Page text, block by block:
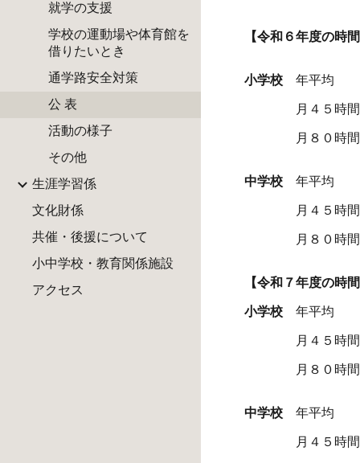
就学の支援
学校の運動場や体育館を
借りたいとき
通学路安全対策
公 表
活動の様子
その他
生涯学習係
文化財係
共催・後援について
小中学校・教育関係施設
アクセス
【令和６年度の時
小学校年平
月４５時間を
月８０時間を
中学校 年
月４５時間を
月８０時間
【令和 ７年度の時
小学校年
月４５時間を
月８０時間
中学校年
月４５時間を